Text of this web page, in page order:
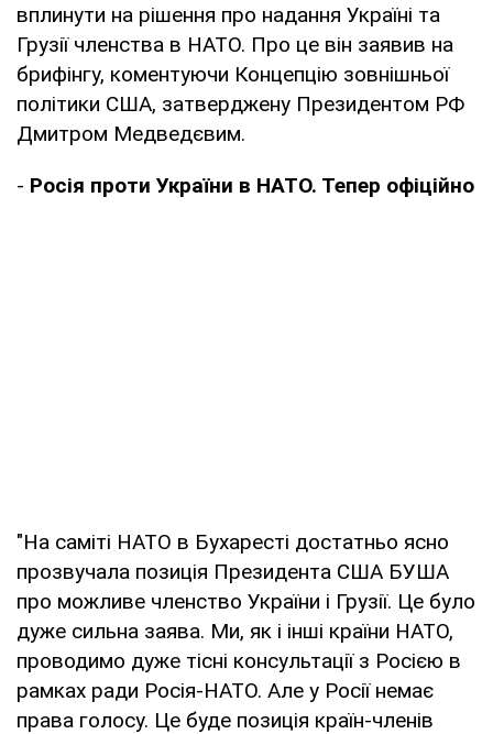
вплинути на рішення про надання Україні та
Грузії членства в НАТО. Про це він заявив на
брифінгу, коментуючи Концепцію зовнішньої
політики США, затверджену Президентом РФ
Дмитром Медведєвим.
- Росія проти України в НАТО. Тепер офіційно
"На саміті НАТО в Бухаресті достатньо ясно
прозвучала позиція Президента США БУША
про можливе членство України і Грузії. Це було
дуже сильна заява. Ми, як і інші країни НАТО,
проводимо дуже тісні консультації з Росією в
рамках ради Росія-НАТО. Але у Росії немає
права голосу. Це буде позиція країн-членів